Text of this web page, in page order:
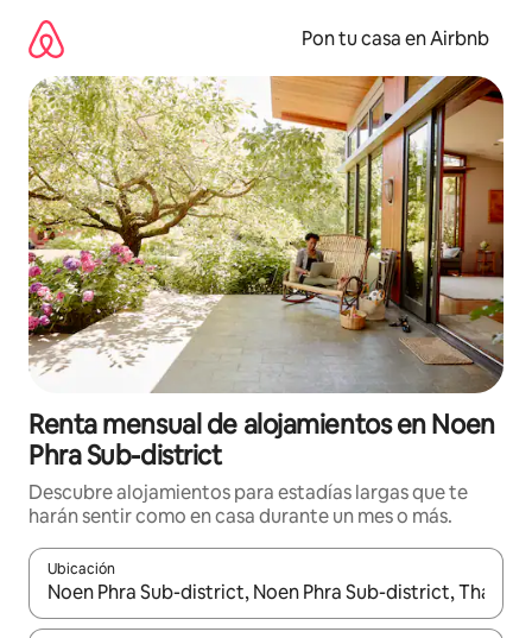
contenido
Pon tu casa en Airbnb
Renta mensual de alojamientos en Noen
Phra Sub-district
Descubre alojamientos para estadías largas que te
harán sentir como en casa durante un mes o más.
Ubicación
Cuando los resultados estén disponibles, navega con las